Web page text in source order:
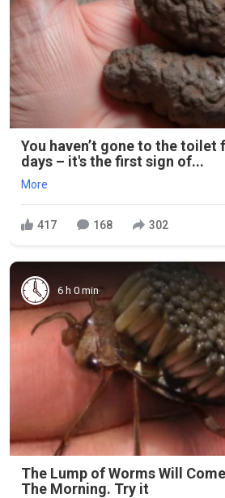
You haven’t gone to the toilet
days – it's the first sign of...
More
417 168 302
6 h 0 min
The Lump of Worms Will
The Morning. Try it